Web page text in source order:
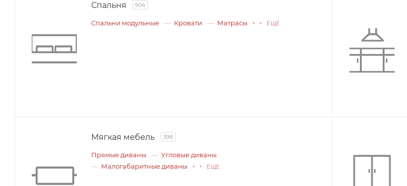
Спальня 904
Спальни модульные Кровати Матрасы + + ЕЩЕ
Мягкая мебель 398
Прямые диваны
Угловые диваны
Малогабаритные диваны
+ + ЕЩЕ